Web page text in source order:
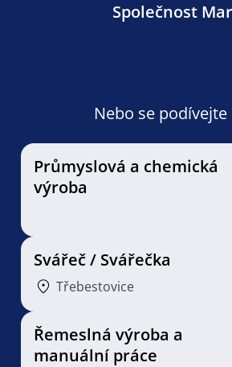
Společnost
Nebo se
Průmyslová a chemická
výroba
Svářeč / Svářečka
Třebestovice
Řemeslná výroba a
manuální práce